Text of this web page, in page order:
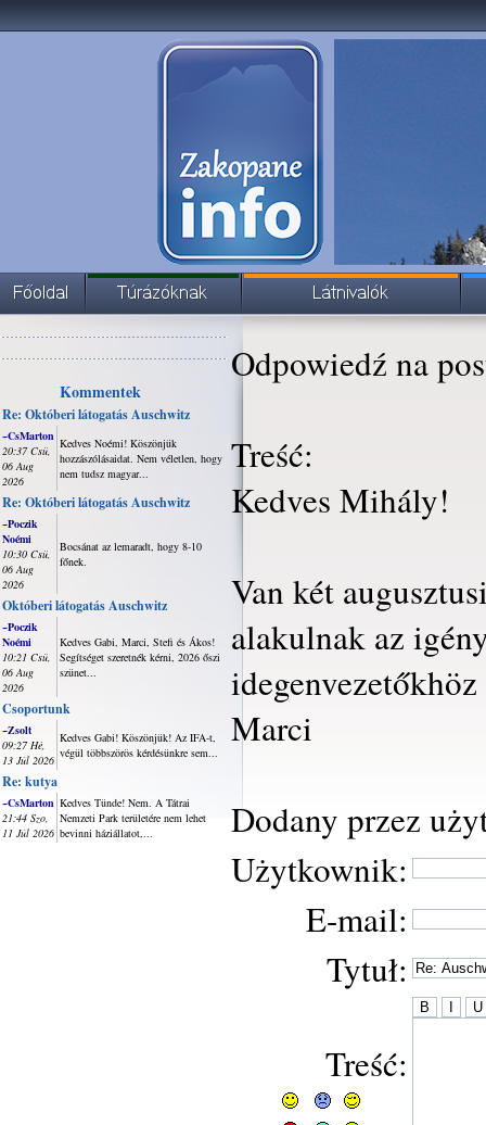
Kommentek
Re: Októberi látogatás Auschwitz
~CsMarton
20:37 Csü,
06 Aug
2026
Kedves Noémi! Köszönjük
hozzászólásaidat. Nem véletlen, hogy
nem tudsz magyar...
Re: Októberi látogatás Auschwitz
~Poczik
Noémi
10:30 Csü,
06 Aug
2026
Bocsánat az lemaradt, hogy 8-10
főnek.
Októberi látogatás Auschwitz
~Poczik
Noémi
10:21 Csü,
06 Aug
2026
Kedves Gabi, Marci, Stefi és Ákos!
Segítséget szeretnék kérni, 2026 őszi
szünet...
Csoportunk
~Zsolt
09:27 Hé,
13 Júl 2026
Kedves Gabi! Köszönjük! Az IFA-t,
végül többszörös kérdésünkre sem...
Re: kutya
~CsMarton
21:44 Szo,
11 Júl 2026
Kedves Tünde! Nem. A Tátrai
Nemzeti Park területére nem lehet
bevinni háziállatot,...
Odpowiedź na
Treść:
Kedves Mihály!
Van két
alakulnak az
Marci
Dodany przez
Użytkownik:
E-mail:
Tytuł:
Treść: